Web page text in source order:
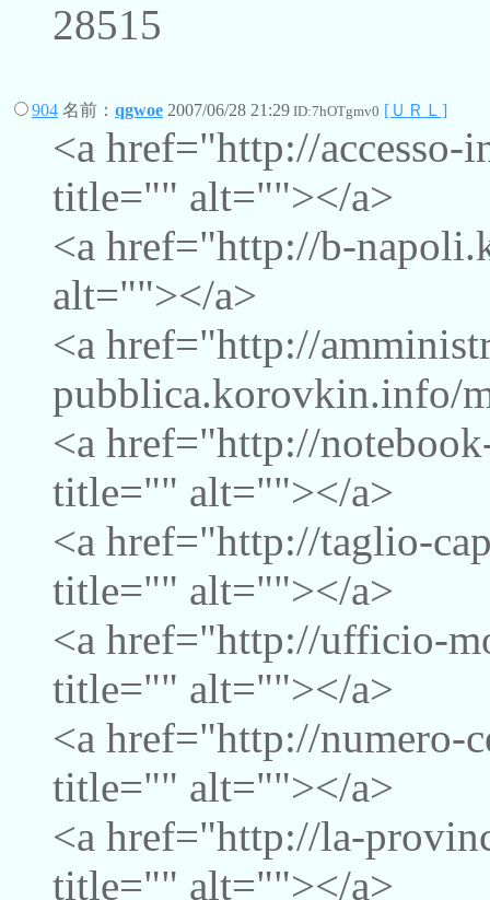
28515
904 名前： qgwoe 2007/06/28 21:29 ID:7hOTgmv0 [ＵＲＬ]
<a href="http://
title="" alt=""></a>
<a href="http://b-
alt=""></a>
<a href="http://
pubblica.korovkin.info/
<a href="http://
title="" alt=""></a>
<a href="http://taglio-
title="" alt=""></a>
<a href="http://ufficio-
title="" alt=""></a>
<a href="http://
title="" alt=""></a>
<a href="http://la-
title="" alt=""></a>